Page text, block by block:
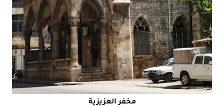
مخفر العزيزية